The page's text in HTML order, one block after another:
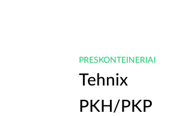
PRESKONTEINERIAI
Tehnix
PKH/PKP